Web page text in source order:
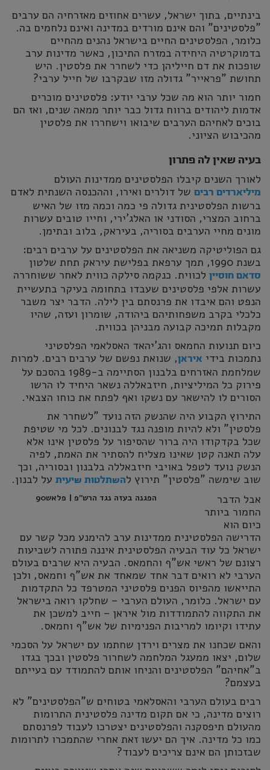
בינתיים, בתוך ישראל, עשרים אחוזים מאזרחיה הם ערבים
"פלסטינים" והם אינם מורדים במדינה ואינם נלחמים בה.
כלומר, הפלסטינים החיים בישראל נהנים מהחיים
בדמוקרטיה היחידה במזרח התיכון, כאשר מדינות ערב
שופכות את דם חייליהן כדי לשחרר את פלסטין. היש
תחושת "פראייר" גדולה מזו שבקרבו של חייל ערבי?
חמור יותר הוא מה שכל ערבי יודע: פלסטינים מוכרים
אדמות ליהודים ברווח גדול כבר יותר ממאה שנים, ואז הם
בוכים לאחיהם הערבים שיבואו וישחררו את פלסטין
מהכיבוש הציוני.
בעיה שאין לה פתרון
לאורך השנים קיבלו הפלסטינים ממדינות העולם
מיליארדים רבים של דולרים ואירו, וההכנסה השנתית לאדם
ברשות הפלסטינית גדולה פי כמה וכמה מזו של האיש
ברחוב המצרי, הסודני או האלג'ירי, וחייו טובים עשרות
מונים מחיי הערבים בסוריה, בעיראק, בלוב ובתימן.
גם הפוליטיקה משניאה את הפלסטינים על ערבים רבים:
בשנת 1990, תמך ערפאת בפלישת עיראק תחת שלטון
סדאם חוסיין לכווית. כנקמה סילקה כווית לאחר ששוחררה
עשרות אלפי פלסטינים שעבדו בתחומה בעיקר בתעשיית
הנפט והם איבדו את פרנסתם בין לילה. הדבר יצר משבר
כלכלי בקרב משפחותיהם ביהודה, שומרון ועזה, שהיו
מקבלות תמיכה קבועה מבניהן בכווית.
כיום תנועות החמאס והג'יהאד האסלאמי הפלסטיני
נתמכות בידי איראן, שנואת נפשם של ערבים רבים. למרות
שמלחמת האזרחים בלבנון הסתיימה ב-1989 בהסכם על
פירוק כל המיליציות, חיזבאללה נשאר היחיד לו הרשו
הסורים לו להישאר עם נשקו ואף לפתח את כוחו הצבאי.
התירוץ הקבוע היה שהנשק הזה נועד "לשחרר את
פלסטין" ולא להיות מופנה נגד לבנונים. לכל מי שטיפת
שכל בקדקודו היה ברור שהסיפור על פלסטין אינו אלא
עלה תאנה קטן שאינו מצליח להסתיר את האמת, לפיה
הנשק נועד לטפל באויבי חיזבאללה בלבנון ובסוריה, וכך
שוב שימשה "פלסטין" תירוץ להשתלטות שיעית על לבנון.
הפגנה בעזה נגד הרש"פ | פלאש90
אבל הדבר
החמור ביותר
כיום הוא
הדרישה הפלסטינית ממדינות ערב להימנע מכל קשר עם
ישראל כל עוד הבעיה הפלסטינית איננה פתורה לשביעות
רצונם של ראשי אש"ף והחמאס. הבעיה היא שרבים בעולם
הערבי לא רואים דבר אחד שמאחד את אש"ף וחמאס, ולכן
התייאשו מהפיוס הפנים פלסטיני המטרפד כל התקדמות
עם ישראל. כלומר, העולם הערבי – שחלקו רואה בישראל
את התקווה להתמודדות מול איראן – חייב למשכן את
עתידו וקיומו למריבות הפנימיות של אש"ף וחמאס.
והאם שכחנו את מצרים וירדן שחתמו עם ישראל על הסכמי
שלום, יצאו ממעגל המלחמה לשחרור פלסטין ובכך בגדו
ב"אחיהם" הפלסטינים והניחו אותם להתמודד עם בעייתם
בעצמם?
רבים בעולם הערבי והאסלאמי בטוחים ש"הפלסטינים" לא
רוצים מדינה, כי אם תקום מדינה פלסטינית התרומות
מהעולם תיפסקנה והפלסטינים יצטרכו לעבוד לפרנסתם
כמו כל מדינה. איך הם יעשו זאת אחרי שהתמכרו לתרומות
שבזכותן הם אינם צריכים לעבוד?